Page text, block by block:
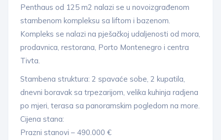
Penthaus od 125 m2 nalazi se u novoizgrađenom
stambenom kompleksu sa liftom i bazenom.
Kompleks se nalazi na pješačkoj udaljenosti od mora,
prodavnica, restorana, Porto Montenegro i centra
Tivta.
Stambena struktura: 2 spavaće sobe, 2 kupatila,
dnevni boravak sa trpezarijom, velika kuhinja radjena
po mjeri, terasa sa panoramskim pogledom na more.
Cijena stana:
Prazni stanovi – 490.000 €